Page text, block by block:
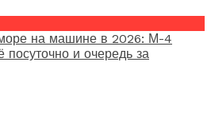
на машине в 2026: М-4
посуточно и очередь за